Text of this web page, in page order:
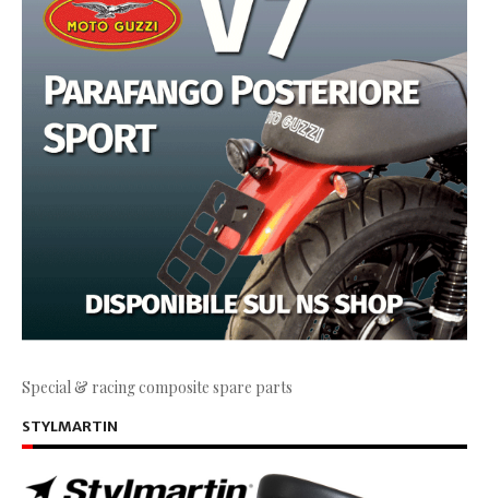
Special & racing composite spare parts
STYLMARTIN